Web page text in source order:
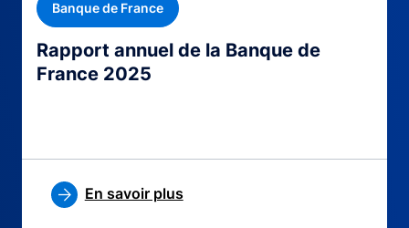
Rapport annuel de la Banque de
France 2025
Banque de France
En savoir plus